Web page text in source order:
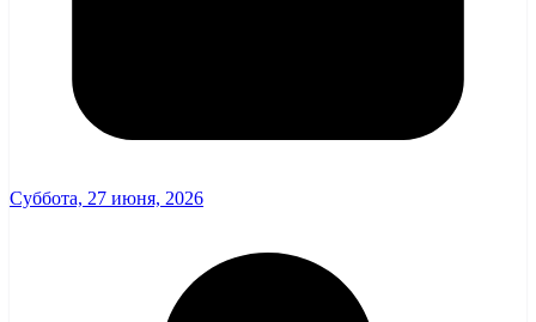
Суббота, 27 июня, 2026